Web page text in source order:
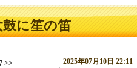
に笙の笛
>>
2025年07月10日 22:11